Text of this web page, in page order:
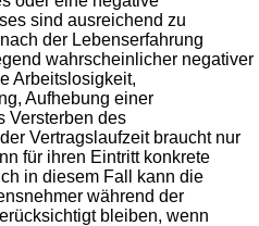
sind ausreichend zu
der Lebenserfahrung
wahrscheinlicher negativer
Arbeitslosigkeit,
Aufhebung einer
Versterben des
Vertragslaufzeit braucht nur
für ihren Eintritt konkrete
in diesem Fall kann die
während der
bleiben, wenn